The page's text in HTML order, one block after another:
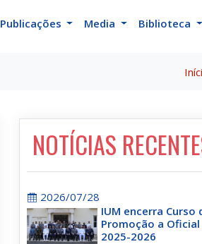
Publicações Media Biblioteca
NOTÍCIAS
2026/07/28
IUM encerra Curso
Promoção a Oficial
2025-2026